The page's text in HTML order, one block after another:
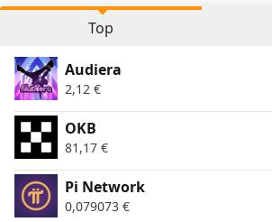
Top
Audiera
2,12 €
OKB
81,17 €
Pi Network
0,079073 €